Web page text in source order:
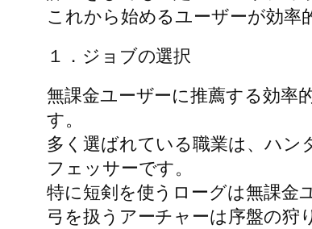
これから始めるユーザーが効率
１．ジョブの選択
無課金ユーザーに推薦する効率
す。
多く選ばれている職業は、ハン
フェッサーです。
特に短剣を使うローグは無課金
弓を扱うアーチャーは序盤の狩